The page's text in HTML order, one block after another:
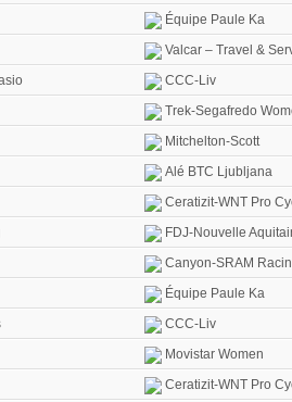
Équipe Paule Ka
Valcar – Travel &
CCC-Liv
Trek-Segafredo
Mitchelton-Scott
Alé BTC Ljubljana
Ceratizit-WNT Pro
FDJ-Nouvelle
Canyon-SRAM
Équipe Paule Ka
CCC-Liv
Movistar Women
Ceratizit-WNT Pro